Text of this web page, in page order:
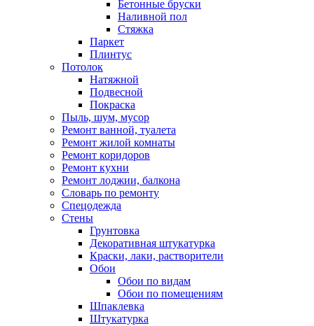
Бетонные бруски
Наливной пол
Стяжка
Паркет
Плинтус
Потолок
Натяжной
Подвесной
Покраска
Пыль, шум, мусор
Ремонт ванной, туалета
Ремонт жилой комнаты
Ремонт коридоров
Ремонт кухни
Ремонт лоджии, балкона
Словарь по ремонту
Спецодежда
Стены
Грунтовка
Декоративная штукатурка
Краски, лаки, растворители
Обои
Обои по видам
Обои по помещениям
Шпаклевка
Штукатурка